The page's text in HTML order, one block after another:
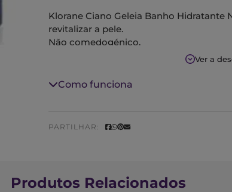
Klorane Ciano Geleia Banho Hidratante
revitalizar a pele.
Não comedogénico.
Ver a
Como funciona
PARTILHAR:
Produtos Relacionados